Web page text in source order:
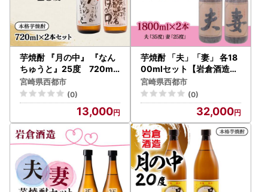
芋焼酎 『月の中』 『なん
ちゅうと』25度 720ml
×2本【岩倉酒造】＜7-27
a＞
宮崎県西都市
(0)
13,000
芋焼酎 「夫」「妻」 各18
00mlセット【岩倉酒造】
＜7-20a＞
宮崎県西都市
(0)
32,000